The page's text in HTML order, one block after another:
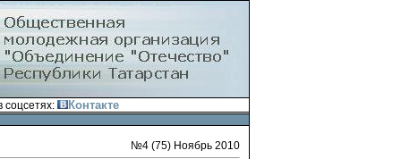
Контакте
№4 (75) Ноябрь 2010